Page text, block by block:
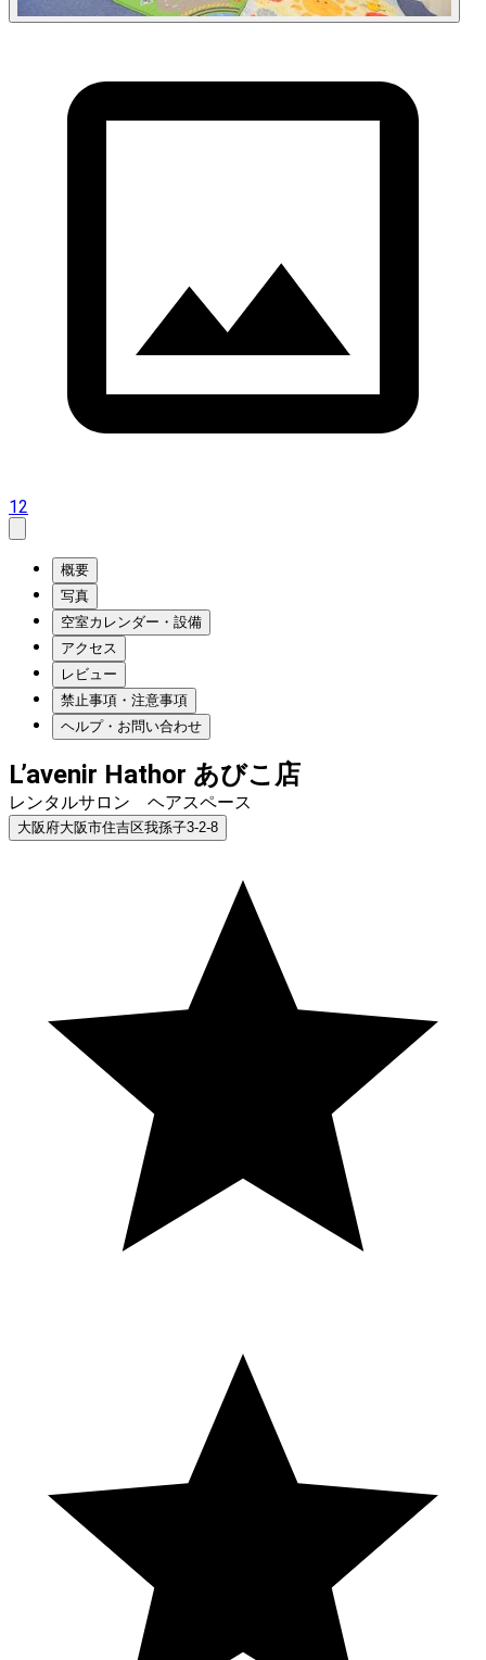
12
概要
写真
空室カレンダー・設備
アクセス
レビュー
禁止事項・注意事項
ヘルプ・お問い合わせ
L’avenir Hathor あびこ店
レンタルサロン ヘアスペース
大阪府大阪市住吉区我孫子3-2-8